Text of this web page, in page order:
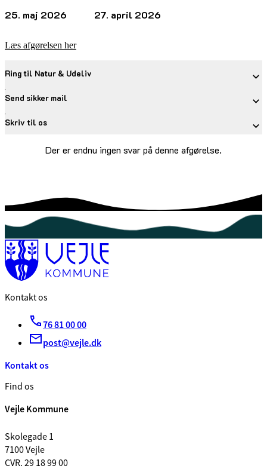
25. maj 2026 27. april 2026
Læs afgørelsen her
Ring til Natur & Udeliv
Send sikker mail
Skriv til os
Der er endnu ingen svar på denne afgørelse.
Kontakt os
76 81 00 00
post@vejle.dk
Kontakt os
Find os
Vejle Kommune
Skolegade 1
7100 Vejle
CVR. 29 18 99 00